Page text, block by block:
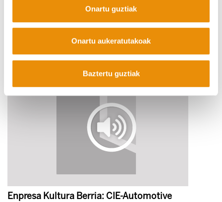
Onartu guztiak
Onartu aukeratutakoak
Baztertu guztiak
"4.0 kapitalismoak langile autoesplotatuak nahi
ditu"
Enpresa Kultura Berria: CIE-Automotive